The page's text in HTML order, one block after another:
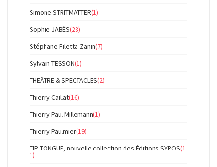
Simone STRITMATTER(1)
Sophie JABÈS(23)
Stéphane Piletta-Zanin(7)
Sylvain TESSON(1)
THEÂTRE & SPECTACLES(2)
Thierry Caillat(16)
Thierry Paul Millemann(1)
Thierry Paulmier(19)
TIP TONGUE, nouvelle collection des Éditions SYROS(1
1)